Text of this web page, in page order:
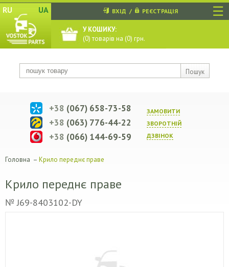
☰
RU UA
Пошук
ВХІД / РЕЄСТРАЦІЯ
У КОШИКУ:
(0) товарів на (0) грн.
ЗАМОВИТИ
ЗВОРОТНIЙ
ДЗВIНОК
+38 (067) 658-73-58
+38 (063) 776-44-22
+38 (066) 144-69-59
Головна – Крило переднє праве
Крило переднє праве
№ J69-8403102-DY